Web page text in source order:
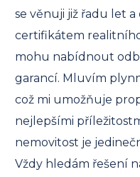
se věnuji již řadu let
certifikátem
mohu nabídnout
garancí. Mluvím
což mi umožňuje
nejlepšími
nemovitost je
Vždy hledám řešení